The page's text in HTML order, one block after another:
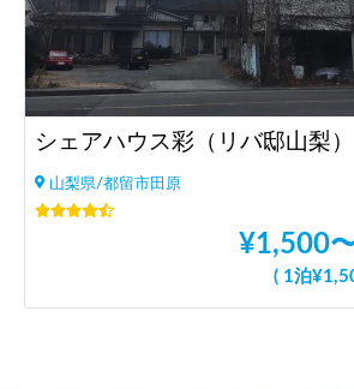
シェアハウス彩（リバ邸山梨）
山梨県/都留市田原
¥1,500
( 1泊¥